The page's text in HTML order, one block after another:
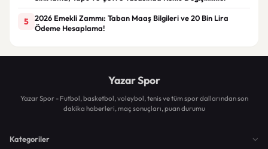
5
2026 Emekli Zammı: Taban Maaş Bilgileri ve 20 Bin Lira
Ödeme Hesaplama!
Yazar Spor
Yazar Spor - Futbol, basketbol, voleybol, tenis ve tüm spor dallarından son
dakika haberleri, maç sonuçları, puan durumu
Kategoriler